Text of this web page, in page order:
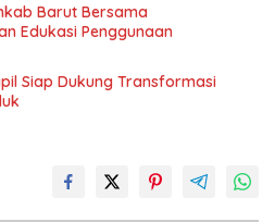
Barut Bersama
Edukasi Penggunaan
Siap Dukung Transformasi